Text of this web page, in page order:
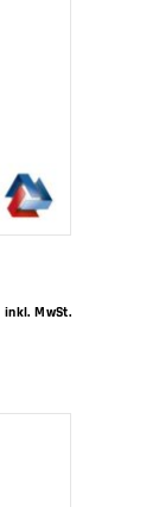
inkl. MwSt.